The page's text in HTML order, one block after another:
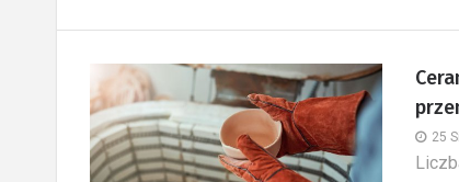
25
Drzwi drewniane, metalowe lub